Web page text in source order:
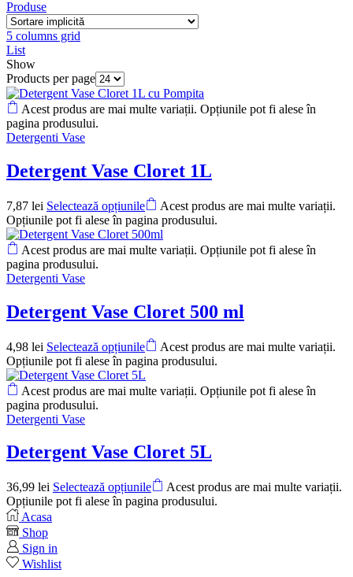
Produse
5 columns grid
List
Show
Products per page
Acest produs are mai multe variații. Opțiunile pot fi alese în
pagina produsului.
Detergenti Vase
Detergent Vase Cloret 1L
7,87 lei Selectează opțiunile
Acest produs are mai multe variații.
Opțiunile pot fi alese în pagina produsului.
Acest produs are mai multe variații. Opțiunile pot fi alese în
pagina produsului.
Detergenti Vase
Detergent Vase Cloret 500 ml
4,98 lei Selectează opțiunile
Acest produs are mai multe variații.
Opțiunile pot fi alese în pagina produsului.
Acest produs are mai multe variații. Opțiunile pot fi alese în
pagina produsului.
Detergenti Vase
Detergent Vase Cloret 5L
36,99 lei Selectează opțiunile
Acest produs are mai multe variații.
Opțiunile pot fi alese în pagina produsului.
Acasa
Shop
Sign in
Wishlist